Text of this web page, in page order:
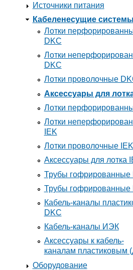
Источники питания
Кабеленесущие системы
Лотки
DKC
Лотки
DKC
Лотки проволочные
Аксессуары для
Лотки
Лотки
IEK
Лотки проволочные IEK
Аксессуары для лотка
Трубы гофрированные
Трубы
Кабель-каналы
DKC
Кабель-каналы ИЭК
Аксессуары к кабель-
каналам пластиковым
Оборудование